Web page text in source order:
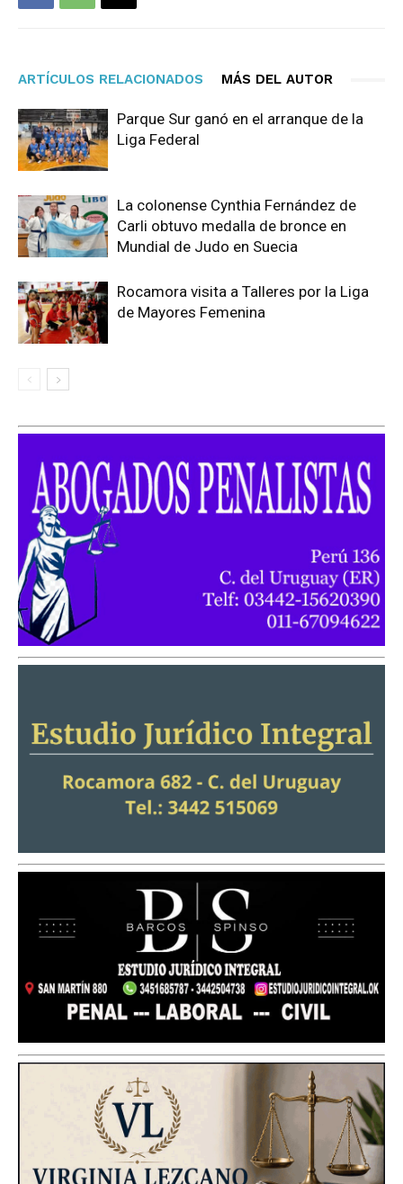
ARTÍCULOS RELACIONADOS MÁS DEL AUTOR
Parque Sur ganó en el arranque de la
Liga Federal
La colonense Cynthia Fernández de
Carli obtuvo medalla de bronce en
Mundial de Judo en Suecia
Rocamora visita a Talleres por la Liga
de Mayores Femenina